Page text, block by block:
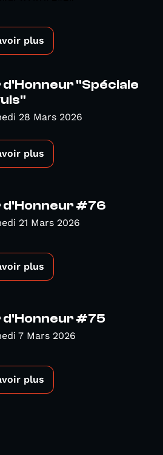
plus
d'Honneur "Spéciale
28 Mars 2026
plus
d'Honneur #76
21 Mars 2026
plus
d'Honneur #75
7 Mars 2026
plus